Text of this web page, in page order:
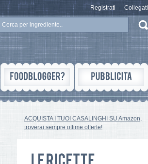
Registrati Collegati
ACQUISTA I TUOI CASALINGHI SU Amazon,
troverai sempre ottime offerte!